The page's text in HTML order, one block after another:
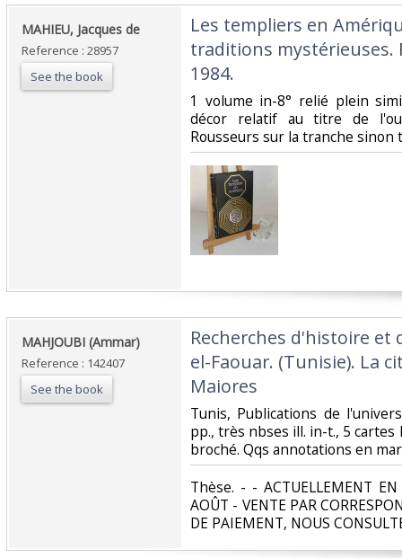
‎MAHIEU, Jacques de‎
Reference : 28957
See the book
‎Les templiers en
traditions mystérieuses.
1984.‎
‎1 volume in-8° relié plein
décor relatif au titre de
Rousseurs sur la tranche sinon
‎MAHJOUBI (Ammar)‎
Reference : 142407
See the book
‎Recherches d'histoire et
el-Faouar. (Tunisie). La
Maiores‎
‎Tunis, Publications de
pp., très nbses ill. in-t., 5 cartes
broché. Qqs annotations en
‎Thèse. - - ACTUELLEMENT
AOÛT - VENTE PAR
DE PAIEMENT, NOUS